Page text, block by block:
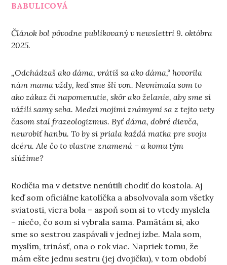
BABULICOVÁ
Článok bol pôvodne publikovaný v newslettri 9. októbra
2025.
„Odchádzaš ako dáma, vrátiš sa ako dáma,“ hovorila
nám mama vždy, keď sme šli von. Nevnímala som to
ako zákaz či napomenutie, skôr ako želanie, aby sme si
vážili samy seba. Medzi mojimi známymi sa z tejto vety
časom stal frazeologizmus. Byť dáma, dobré dievča,
neurobiť hanbu. To by si priala každá matka pre svoju
dcéru. Ale čo to vlastne znamená – a komu tým
slúžime?
Rodičia ma v detstve nenútili chodiť do kostola. Aj
keď som oficiálne katolíčka a absolvovala som všetky
sviatosti, viera bola – aspoň som si to vtedy myslela
– niečo, čo som si vybrala sama. Pamätám si, ako
sme so sestrou zaspávali v jednej izbe. Mala som,
myslím, trinásť, ona o rok viac. Napriek tomu, že
mám ešte jednu sestru (jej dvojičku), v tom období